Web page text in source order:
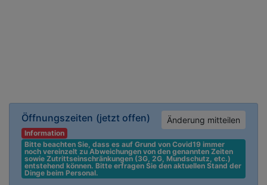
Öffnungszeiten (jetzt offen) Änderung mitteilen
Information
Bitte beachten Sie, dass es auf Grund von Covid19 immer
noch vereinzelt zu Abweichungen von den genannten Zeiten
sowie Zutrittseinschränkungen (3G, 2G, Mundschutz, etc.)
entstehend können. Bitte erfragen Sie den aktuellen Stand der
Dinge beim Personal.